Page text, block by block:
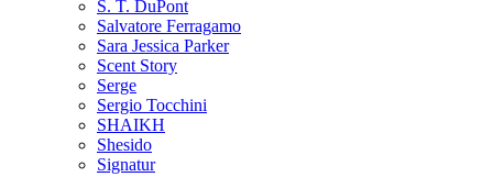
S. T. DuPont
Salvatore Ferragamo
Sara Jessica Parker
Scent Story
Serge
Sergio Tocchini
SHAIKH
Shesido
Signatur